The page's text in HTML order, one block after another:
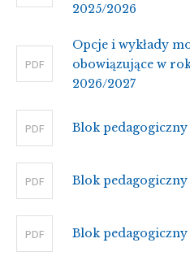
2025/2026
PDF
Opcje i wykłady
obowiązujące w
2026/2027
PDF Blok
PDF Blok
PDF Blok